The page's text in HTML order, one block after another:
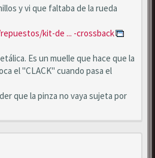
y vi que faltaba de la rueda
kit-de ... -crossback
Es un muelle que hace que la
el "CLACK" cuando pasa el
que la pinza no vaya sujeta por